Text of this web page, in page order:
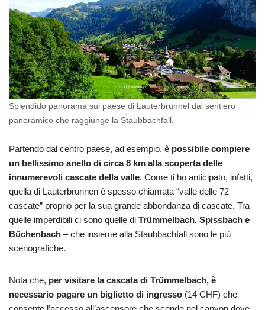
Splendido panorama sul paese di Lauterbrunnel dal sentiero
panoramico che raggiunge la Staubbachfall.
Partendo dal centro paese, ad esempio, è possibile compiere
un bellissimo anello di circa 8 km alla scoperta delle
innumerevoli cascate della valle. Come ti ho anticipato, infatti,
quella di Lauterbrunnen è spesso chiamata “valle delle 72
cascate” proprio per la sua grande abbondanza di cascate. Tra
quelle imperdibili ci sono quelle di Trümmelbach, Spissbach e
Büchenbach – che insieme alla Staubbachfall sono le più
scenografiche.
Nota che, per visitare la cascata di Trümmelbach, è
necessario pagare un biglietto di ingresso (14 CHF) che